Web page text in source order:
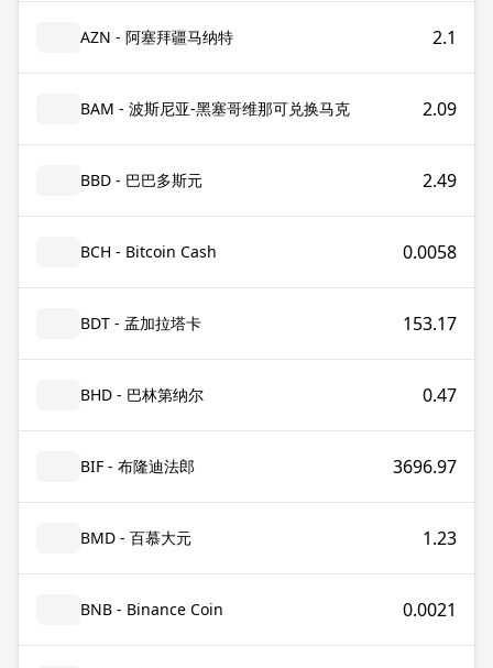
AZN - 阿塞拜疆马纳特 2.1
BAM - 波斯尼亚-黑塞哥维那可兑换马克 2.09
BBD - 巴巴多斯元 2.49
BCH - Bitcoin Cash 0.0058
BDT - 孟加拉塔卡 153.17
BHD - 巴林第纳尔 0.47
BIF - 布隆迪法郎 3696.97
BMD - 百慕大元 1.23
BNB - Binance Coin 0.0021